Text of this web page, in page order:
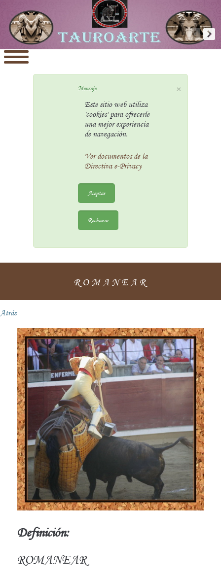
×
Mensaje
Este sitio web utiliza
'cookies' para ofrecerle
una mejor experiencia
de navegación.
Ver documentos de la
Directiva e-Privacy
Aceptar
Rechazar
ROMANEAR
Atrás
Definición:
ROMANEAR